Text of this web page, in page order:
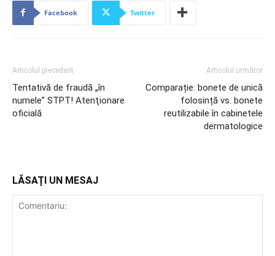
Facebook Twitter
Articolul precedent
Tentativă de fraudă „în
numele” STPT! Atenţionare
oficială
Articolul următor
Comparație: bonete de unică
folosință vs. bonete
reutilizabile în cabinetele
dermatologice
LĂSAȚI UN MESAJ